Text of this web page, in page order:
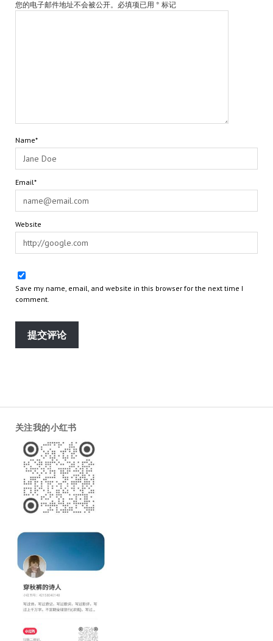
您的电子邮件地址不会被公开。必填项已用 * 标记
Name*
Email*
Website
Save my name, email, and website in this browser for the next time I
comment.
关注我的小红书